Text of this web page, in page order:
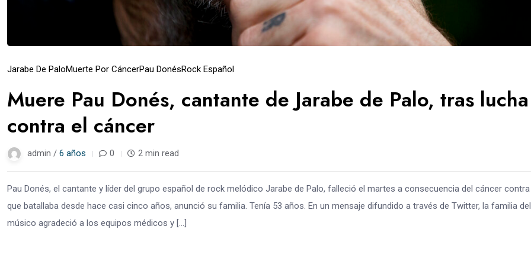
Jarabe De PaloMuerte Por CáncerPau DonésRock Español
Muere Pau Donés, cantante de Jarabe de Palo, tras lucha
contra el cáncer
admin / 6 años 0 2 min read
Pau Donés, el cantante y líder del grupo español de rock melódico Jarabe de Palo, falleció el martes a consecuencia del cáncer
que batallaba desde hace casi cinco años, anunció su familia. Tenía 53 años. En un mensaje difundido a través de Twitter, la familia del
músico agradeció a los equipos médicos y […]